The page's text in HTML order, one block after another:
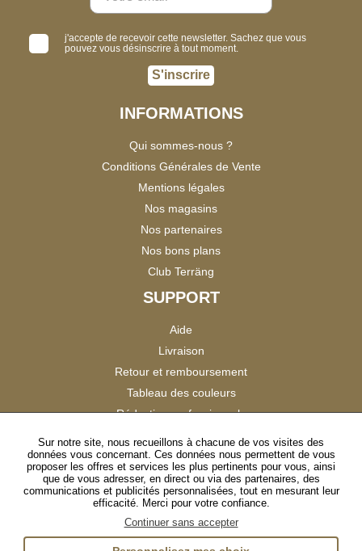
j'accepte de recevoir cette newsletter. Sachez que vous
pouvez vous désinscrire à tout moment.
S'inscrire
INFORMATIONS
Qui sommes-nous ?
Conditions Générales de Vente
Mentions légales
Nos magasins
Nos partenaires
Nos bons plans
Club Terräng
SUPPORT
Aide
Livraison
Retour et remboursement
Tableau des couleurs
Réduction professionnels
Satisfaction Clients
SUIVEZ-NOUS
Sur notre site, nous recueillons à chacune de vos visites des
données vous concernant. Ces données nous permettent de vous
proposer les offres et services les plus pertinents pour vous, ainsi
que de vous adresser, en direct ou via des partenaires, des
communications et publicités personnalisées, tout en mesurant leur
efficacité. Merci pour votre confiance.
Continuer sans accepter